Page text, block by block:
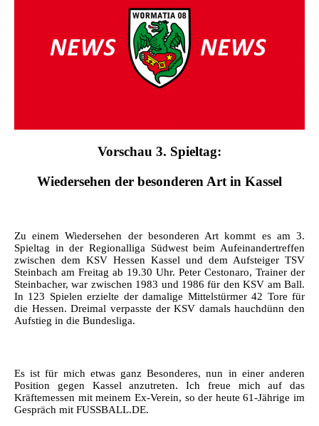
Vorschau 3. Spieltag:
Wiedersehen der besonderen Art in Kassel
Zu einem Wiedersehen der besonderen Art kommt es am 3.
Spieltag in der Regionalliga Südwest beim Aufeinandertreffen
zwischen dem KSV Hessen Kassel und dem Aufsteiger TSV
Steinbach am Freitag ab 19.30 Uhr. Peter Cestonaro, Trainer der
Steinbacher, war zwischen 1983 und 1986 für den KSV am Ball.
In 123 Spielen erzielte der damalige Mittelstürmer 42 Tore für
die Hessen. Dreimal verpasste der KSV damals hauchdünn den
Aufstieg in die Bundesliga.
Es ist für mich etwas ganz Besonderes, nun in einer anderen
Position gegen Kassel anzutreten. Ich freue mich auf das
Kräftemessen mit meinem Ex-Verein, so der heute 61-Jährige im
Gespräch mit FUSSBALL.DE.